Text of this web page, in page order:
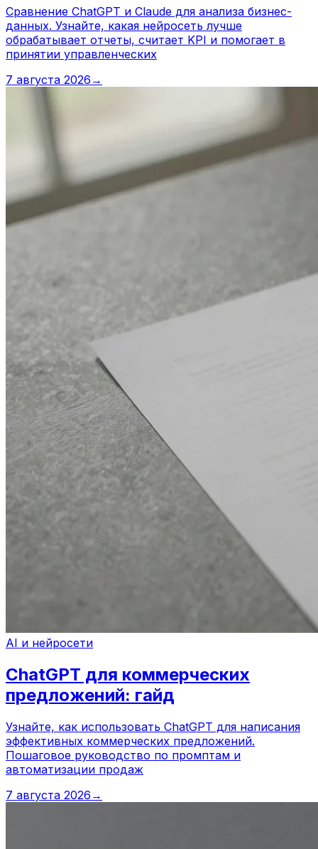
Сравнение ChatGPT и Claude для анализа бизнес-
данных. Узнайте, какая нейросеть лучше
обрабатывает отчеты, считает KPI и помогает в
принятии управленческих
7 августа 2026 →
AI и нейросети
ChatGPT для коммерческих
предложений: гайд
Узнайте, как использовать ChatGPT для написания
эффективных коммерческих предложений.
Пошаговое руководство по промптам и
автоматизации продаж
7 августа 2026 →